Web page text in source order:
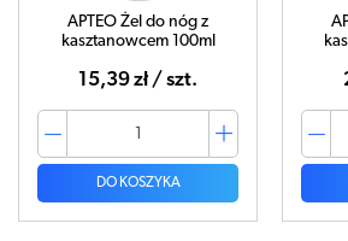
APTEO Żel do nóg z
kasztanowcem 100ml
15,39 zł / szt.
DO KOSZYKA